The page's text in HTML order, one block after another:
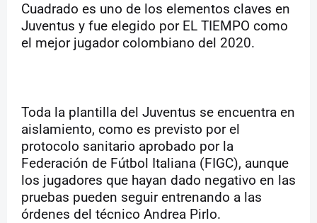
Cuadrado es uno de los elementos claves en
Juventus y fue elegido por EL TIEMPO como
el mejor jugador colombiano del 2020.
Toda la plantilla del Juventus se encuentra en
aislamiento, como es previsto por el
protocolo sanitario aprobado por la
Federación de Fútbol Italiana (FIGC), aunque
los jugadores que hayan dado negativo en las
pruebas pueden seguir entrenando a las
órdenes del técnico Andrea Pirlo.